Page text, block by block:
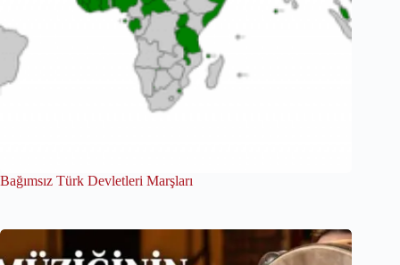
Bağımsız Türk Devletleri Marşları